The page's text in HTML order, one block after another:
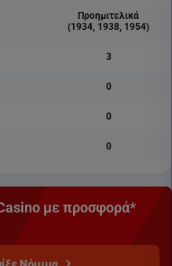
Προημιτελικά
(1934, 1938, 1954)
3
0
0
0
με προσφορά*